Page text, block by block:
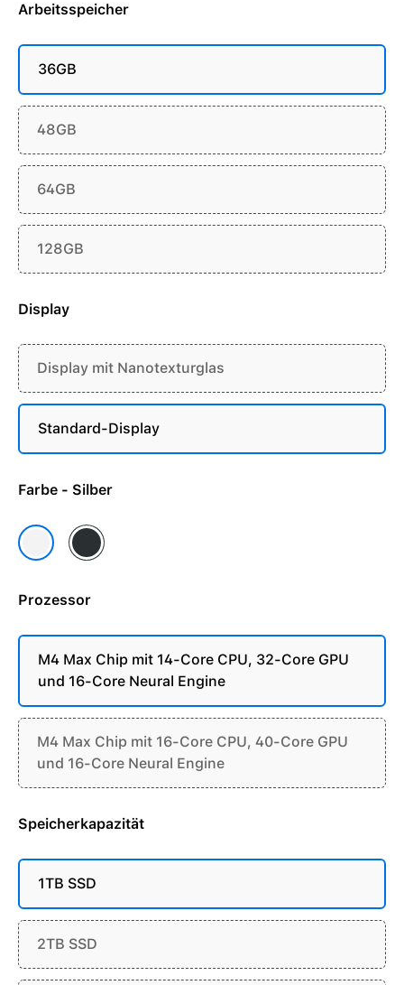
Arbeitsspeicher
36GB
48GB
64GB
128GB
Display
Display mit Nanotexturglas
Standard-Display
Farbe - Silber
Silber Space Schwarz
Prozessor
M4 Max Chip mit 14-Core CPU, 32-Core GPU
und 16-Core Neural Engine
M4 Max Chip mit 16-Core CPU, 40-Core GPU
und 16-Core Neural Engine
Speicherkapazität
1TB SSD
2TB SSD